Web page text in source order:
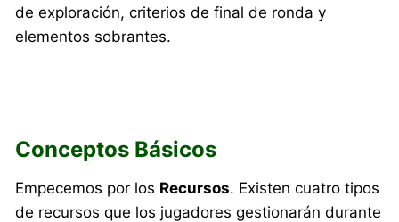
de exploración, criterios de final de ronda y
elementos sobrantes.
Conceptos Básicos
Empecemos por los Recursos. Existen cuatro tipos
de recursos que los jugadores gestionarán durante